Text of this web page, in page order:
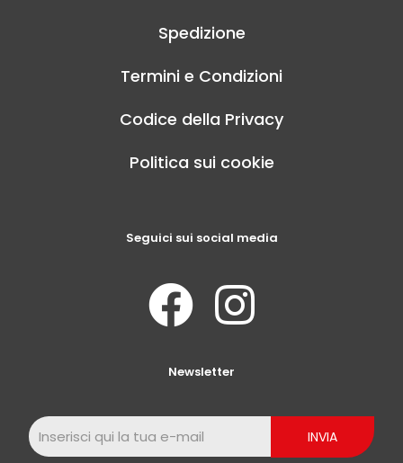
Spedizione
Termini e Condizioni
Codice della Privacy
Politica sui cookie
Seguici sui social media
Newsletter